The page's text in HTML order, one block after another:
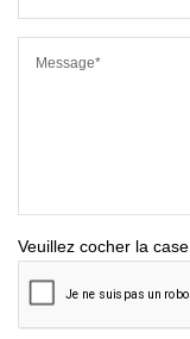
Message*
Veuillez cocher la case